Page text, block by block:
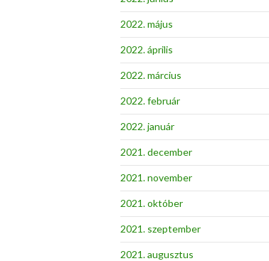
2022. május
2022. április
2022. március
2022. február
2022. január
2021. december
2021. november
2021. október
2021. szeptember
2021. augusztus